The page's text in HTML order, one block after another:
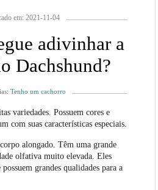
em: 2021-11-04
adivinhar a
Dachshund?
Tenho um cachorro
variedades. Possuem cores e
com suas características especiais.
alongado. Têm uma grande
olfativa muito elevada. Eles
possuem grandes qualidades para a